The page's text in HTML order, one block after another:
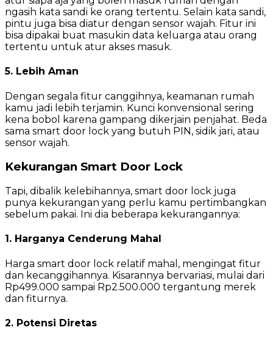
ngasih kata sandi ke orang tertentu. Selain kata sandi,
pintu juga bisa diatur dengan sensor wajah. Fitur ini
bisa dipakai buat masukin data keluarga atau orang
tertentu untuk atur akses masuk.
5. Lebih Aman
Dengan segala fitur canggihnya, keamanan rumah
kamu jadi lebih terjamin. Kunci konvensional sering
kena bobol karena gampang dikerjain penjahat. Beda
sama smart door lock yang butuh PIN, sidik jari, atau
sensor wajah.
Kekurangan Smart Door Lock
Tapi, dibalik kelebihannya, smart door lock juga
punya kekurangan yang perlu kamu pertimbangkan
sebelum pakai. Ini dia beberapa kekurangannya:
1. Harganya Cenderung Mahal
Harga smart door lock relatif mahal, mengingat fitur
dan kecanggihannya. Kisarannya bervariasi, mulai dari
Rp499.000 sampai Rp2.500.000 tergantung merek
dan fiturnya.
2. Potensi Diretas